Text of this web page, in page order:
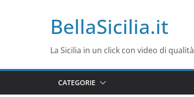
BellaSicilia.it
La Sicilia in un click con video di qualità
CATEGORIE